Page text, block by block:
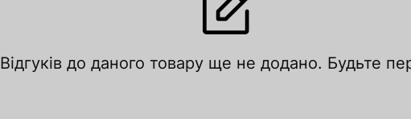
Відгуків до даного товару ще не додано. Будьте